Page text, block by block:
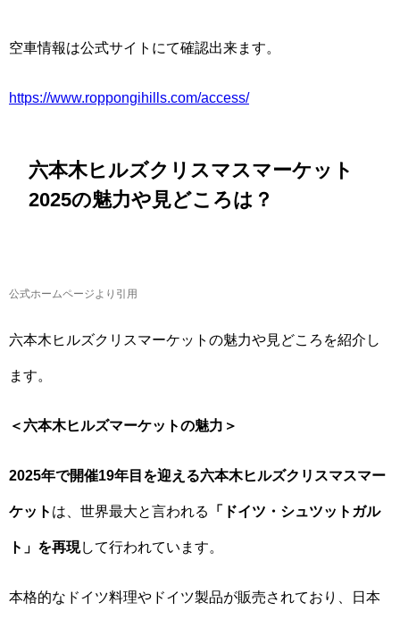
空車情報は公式サイトにて確認出来ます。
https://www.roppongihills.com/access/
六本木ヒルズクリスマスマーケット
2025の魅力や見どころは？
公式ホームページより引用
六本木ヒルズクリスマーケットの魅力や見どころを紹介し
ます。
＜六本木ヒルズマーケットの魅力＞
2025年で開催19年目を迎える六本木ヒルズクリスマスマー
ケット は、世界最大と言われる 「ドイツ・シュツットガル
ト」を再現 して行われています。
本格的なドイツ料理やドイツ製品が販売されており、日本